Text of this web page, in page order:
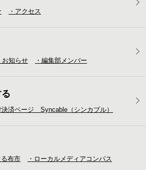
・アクセス
お知らせ ・編集部メンバー
決済ページ Syncable（シンカブル）
る布市 ・ローカルメディア コンパス